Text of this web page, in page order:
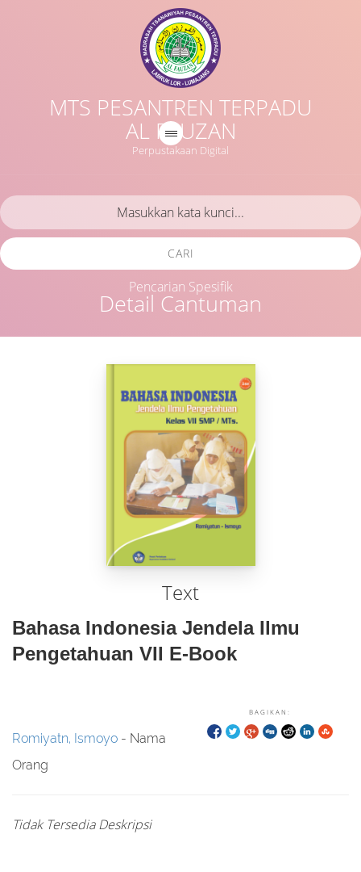
MTS PESANTREN TERPADU
AL FAUZAN
Perpustakaan Digital
Detail Cantuman
CARI
Pencarian Spesifik
Text
Bahasa Indonesia Jendela Ilmu
Pengetahuan VII E-Book
BAGIKAN:
Romiyatn, Ismoyo - Nama
Orang
Tidak Tersedia Deskripsi